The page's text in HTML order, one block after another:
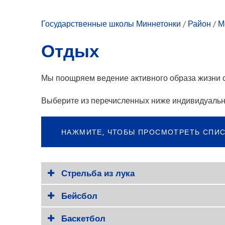
Досуг для молодежиВозможности
Политики
Зал славы
Волонтер
Стипендии
Государственные школы Миннетонки / Район /
Отдых
Мы поощряем ведение активного образа жизни
Выберите из перечисленных ниже
НАЖМИТЕ, ЧТОБЫ ПРОСМОТРЕТЬ
Стрельба из лука
Бейсбол
Баскетбол